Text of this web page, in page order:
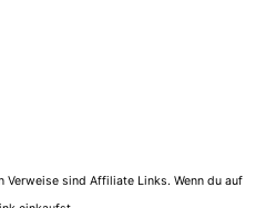
Verweise sind Affiliate Links. Wenn du auf